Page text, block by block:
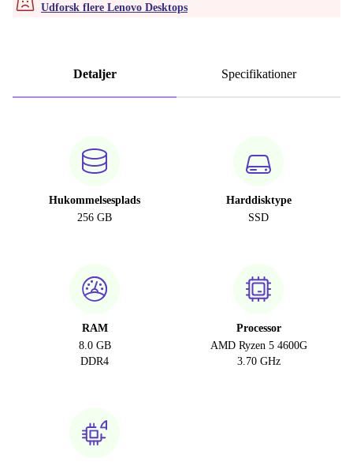
Udforsk flere Lenovo Desktops
Detaljer Specifikationer
Hukommelsesplads
256 GB
Harddisktype
SSD
RAM
8.0 GB
DDR4
Processor
AMD Ryzen 5 4600G
3.70 GHz